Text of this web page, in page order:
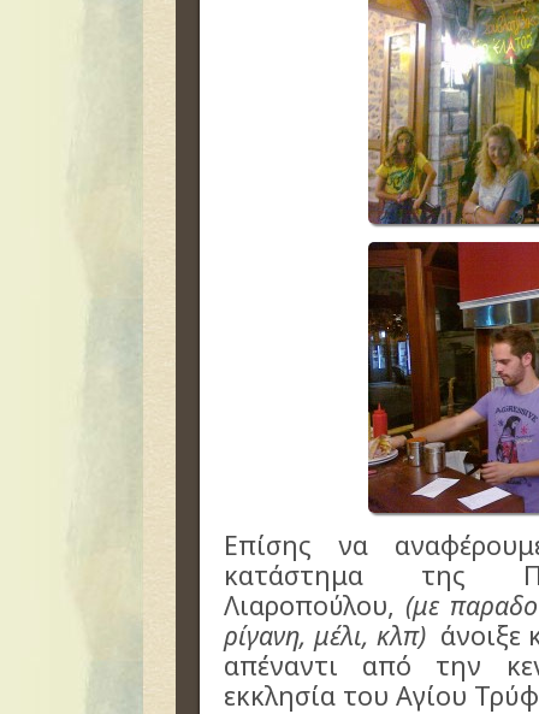
Επίσης να
κατάστημα της
Λιαροπούλου, (με
ρίγανη, μέλι, κλπ) άνοιξε
απέναντι από την
εκκλησία του Αγίου